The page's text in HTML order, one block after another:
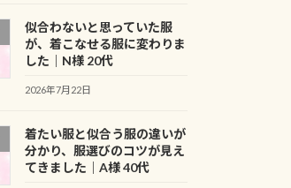
似合わないと思っていた服
が、着こなせる服に変わりま
した｜N様 20代
2026年7月22日
着たい服と似合う服の違いが
分かり、服選びのコツが見え
てきました｜A様 40代